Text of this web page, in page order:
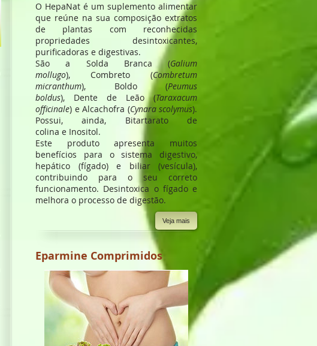
O HepaNat é um suplemento alimentar
que reúne na sua composição extratos
de plantas com reconhecidas
propriedades desintoxicantes,
purificadoras e digestivas.
São a Solda Branca (Galium
mollugo), Combreto (Combretum
micranthum), Boldo (Peumus
boldus), Dente de Leão (Taraxacum
officinale) e Alcachofra (Cynara scolymus).
Possui, ainda, Bitartarato de
colina e Inositol.
Este produto apresenta muitos
benefícios para o sistema digestivo,
hepático (fígado) e biliar (vesícula),
contribuindo para o seu correto
funcionamento. Desintoxica o fígado e
melhora o processo de digestão.
Veja mais
Eparmine Comprimidos